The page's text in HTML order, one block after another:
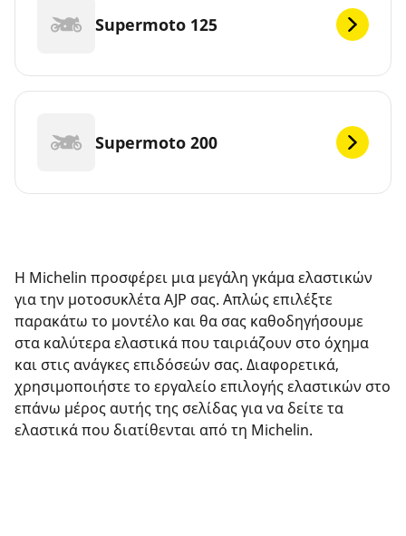
Supermoto 125
Supermoto 200
Η Michelin προσφέρει μια μεγάλη γκάμα ελαστικών
για την μοτοσυκλέτα AJP σας. Απλώς επιλέξτε
παρακάτω το μοντέλο και θα σας καθοδηγήσουμε
στα καλύτερα ελαστικά που ταιριάζουν στο όχημα
και στις ανάγκες επιδόσεών σας. Διαφορετικά,
χρησιμοποιήστε το εργαλείο επιλογής ελαστικών στο
επάνω μέρος αυτής της σελίδας για να δείτε τα
ελαστικά που διατίθενται από τη Michelin.